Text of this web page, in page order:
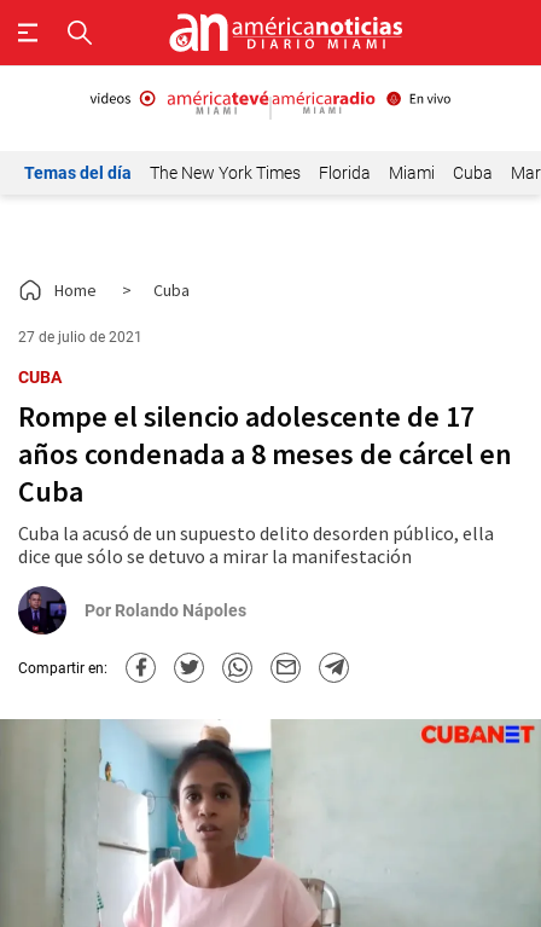
Temas del día The New York Times Florida Miami Cuba
Home > Cuba
27 de julio de 2021
CUBA
Rompe el silencio adolescente de 17
años condenada a 8 meses de cárcel en
Cuba
Cuba la acusó de un supuesto delito desorden público, ella
dice que sólo se detuvo a mirar la manifestación
Por Rolando Nápoles
Compartir en: